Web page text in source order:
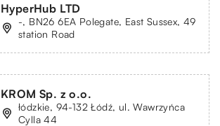
HyperHub LTD
-, BN26 6EA Polegate, East Sussex, 49
station Road
KROM Sp. z o.o.
łódzkie, 94-132 Łódź, ul. Wawrzyńca
Cylla 44